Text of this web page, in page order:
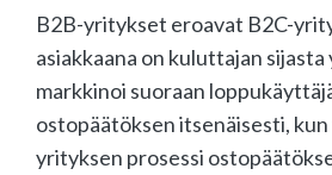
B2B-yritykset eroavat B2C-
asiakkaana on kuluttajan
markkinoi suoraan
ostopäätöksen itsenäisesti, kun
yrityksen prosessi